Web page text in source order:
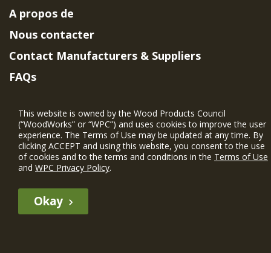
The WIN member profile information provided by this site is for
A propos de
Nous contacter
Contact Manufacturers & Suppliers
FAQs
Project Eligibility Requirements
Politique de confidentialité| Conditions
d'utilisation
This website is owned by the Wood Products Council
(“WoodWorks” or “WPC”) and uses cookies to improve the user
experience. The Terms of Use may be updated at any time. By
clicking ACCEPT and using this website, you consent to the use
of cookies and to the terms and conditions in the Terms of Use
and WPC Privacy Policy.
Okay